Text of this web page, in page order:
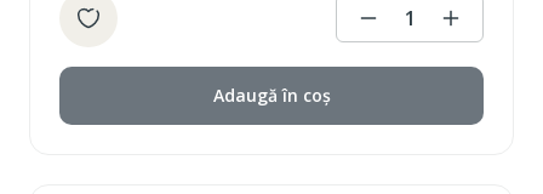
1
Adaugă în coș